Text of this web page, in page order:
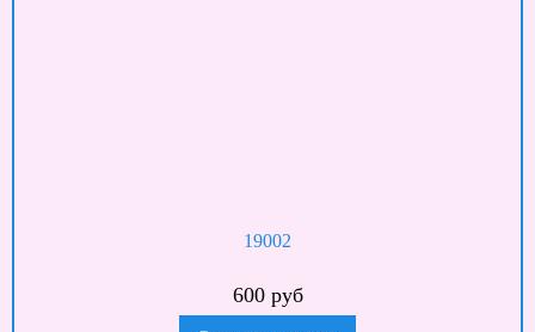
19002
600 руб